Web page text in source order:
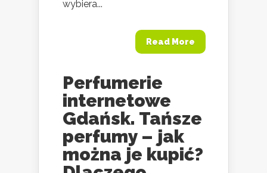
wybiera...
Read More
Perfumerie
internetowe
Gdańsk. Tańsze
perfumy – jak
można je kupić?